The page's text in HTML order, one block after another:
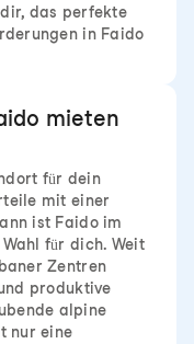
das perfekte
in Faido
mieten
für dein
mit einer
ist Faido im
für dich. Weit
Zentren
produktive
alpine
nur eine